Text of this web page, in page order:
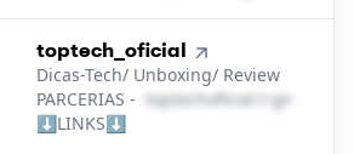
11.
toptech_oficial
Dicas-Tech/ Unboxing/ Review
PARCERIAS -
t​o​p​t​e​c​h​o​f​i​c​i​a​l​
⬇️LINKS⬇️